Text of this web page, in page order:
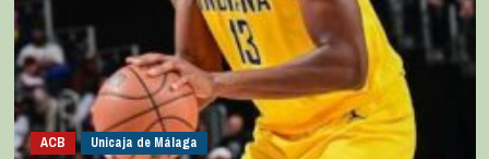
ACB Unicaja de Málaga